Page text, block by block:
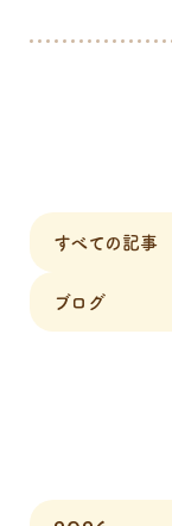
すべての記事
ブログ